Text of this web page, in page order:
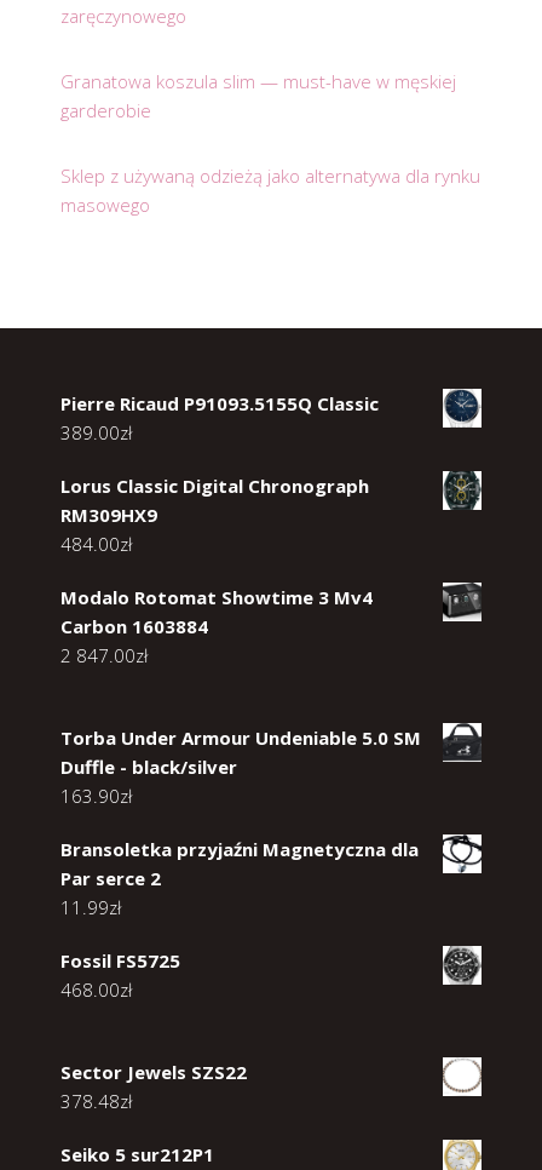
zaręczynowego
Granatowa koszula slim — must-have w męskiej
garderobie
Sklep z używaną odzieżą jako alternatywa dla rynku
masowego
Pierre Ricaud P91093.5155Q Classic
389.00zł
Lorus Classic Digital Chronograph
RM309HX9
484.00zł
Modalo Rotomat Showtime 3 Mv4
Carbon 1603884
2 847.00zł
Torba Under Armour Undeniable 5.0 SM
Duffle - black/silver
163.90zł
Bransoletka przyjaźni Magnetyczna dla
Par serce 2
11.99zł
Fossil FS5725
468.00zł
Sector Jewels SZS22
378.48zł
Seiko 5 sur212P1